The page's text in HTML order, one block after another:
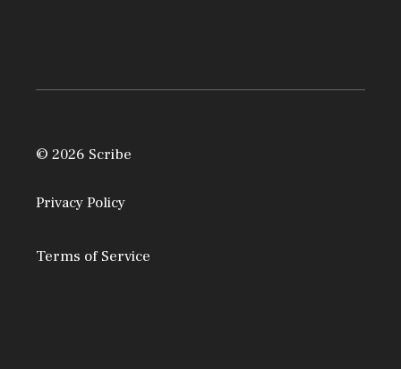
© 2026 Scribe
Privacy Policy
Terms of Service